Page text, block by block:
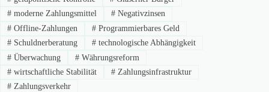
#moderne Zahlungsmittel #Negativzinsen
#Offline-Zahlungen #Programmierbares Geld
#Schuldnerberatung #technologische Abhängigkeit
#Überwachung #Währungsreform
#wirtschaftliche Stabilität #Zahlungsinfrastruktur
#Zahlungsverkehr